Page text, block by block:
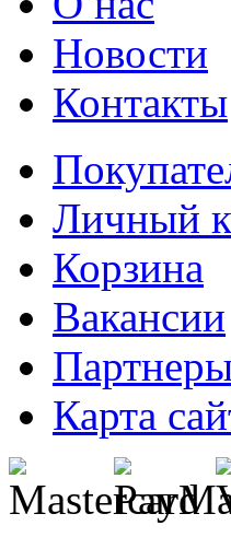
Новости
Контакты
Личный
Корзина
Вакансии
Карта